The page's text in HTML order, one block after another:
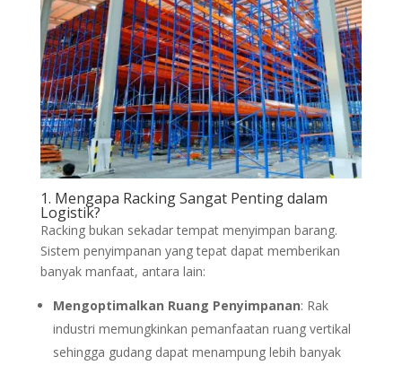
1. Mengapa Racking Sangat Penting dalam
Logistik?
Racking bukan sekadar tempat menyimpan barang.
Sistem penyimpanan yang tepat dapat memberikan
banyak manfaat, antara lain:
Mengoptimalkan Ruang Penyimpanan: Rak
industri memungkinkan pemanfaatan ruang vertikal
sehingga gudang dapat menampung lebih banyak